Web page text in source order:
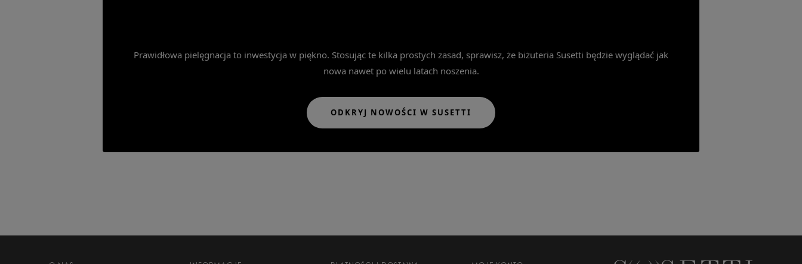
Prawidłowa pielęgnacja to inwestycja w piękno. Stosując te kilka prostych zasad, sprawisz, że biżuteria Susetti będzie wyglądać jak
nowa nawet po wielu latach noszenia.
ODKRYJ NOWOŚCI W SUSETTI